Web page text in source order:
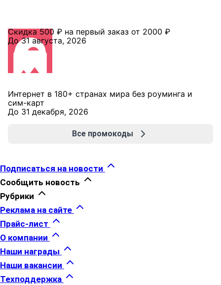
Скидка 500 ₽ на первый заказ от 2000 ₽
До 31 августа, 2026
Интернет в 180+ странах мира без роуминга и
сим-карт
До 31 декабря, 2026
Все промокоды
Подписаться на новости
Сообщить новость
Рубрики
Реклама на сайте
Прайс-лист
О компании
Наши награды
Наши вакансии
Техподдержка